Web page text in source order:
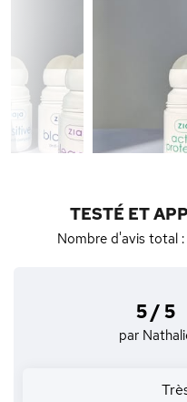
TESTÉ ET
Nombre d'avis total :
5 / 5
par